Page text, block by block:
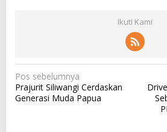
Ikuti Kami
N
a
Pos sebelumnya
Prajurit Siliwangi Cerdaskan
Generasi Muda Papua